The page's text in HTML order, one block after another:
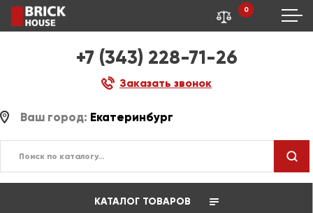
+7 (343) 228-71-26
Заказать звонок
0
Ваш город: Екатеринбург
КАТАЛОГ ТОВАРОВ